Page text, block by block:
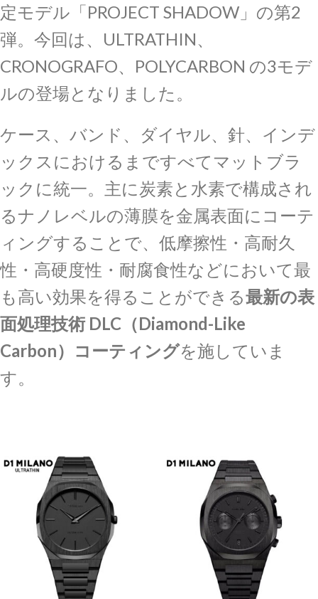
定モデル「PROJECT SHADOW」の第2
弾。今回は、ULTRATHIN、
CRONOGRAFO、POLYCARBON の3モデ
ルの登場となりました。
ケース、バンド、ダイヤル、針、インデ
ックスにおけるまですべてマットブラ
ックに統一。主に炭素と水素で構成され
るナノレベルの薄膜を金属表面にコーテ
ィングすることで、低摩擦性・高耐久
性・高硬度性・耐腐食性などにおいて最
も高い効果を得ることができる最新の表
面処理技術 DLC（Diamond-Like
Carbon）コーティングを施していま
す。